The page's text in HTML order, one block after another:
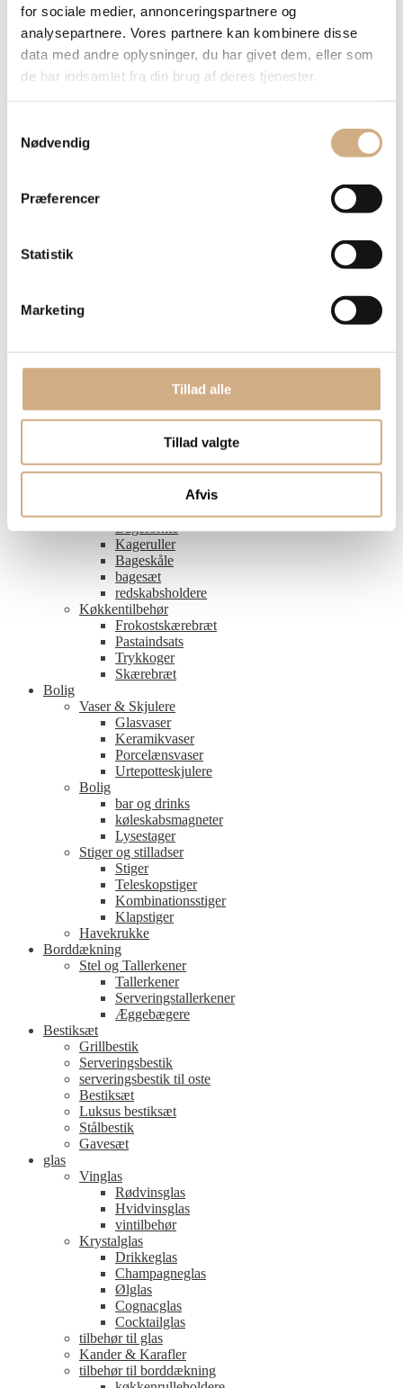
for sociale medier, annonceringspartnere og
analysepartnere. Vores partnere kan kombinere disse
data med andre oplysninger, du har givet dem, eller som
de har indsamlet fra din brug af deres tjenester.
Nødvendig
Præferencer
Statistik
Marketing
Tillad alle
Tillad valgte
Afvis
Grydelåg
Wok
Pander
Fiskepande
Pander til induktion
Grillpander
Grillgafler
Grillknive
Grillbørste
Grillpande
Grillpensel
Grillspartel
Målebægere
Bageforme
Kageruller
Bageskåle
bagesæt
redskabsholdere
Køkkentilbehør
Frokostskærebræt
Pastaindsats
Trykkoger
Skærebræt
Bolig
Vaser & Skjulere
Glasvaser
Keramikvaser
Porcelænsvaser
Urtepotteskjulere
Bolig
bar og drinks
køleskabsmagneter
Lysestager
Stiger og stilladser
Stiger
Teleskopstiger
Kombinationsstiger
Klapstiger
Havekrukke
Borddækning
Stel og Tallerkener
Tallerkener
Serveringstallerkener
Æggebægere
Bestiksæt
Grillbestik
Serveringsbestik
serveringsbestik til oste
Bestiksæt
Luksus bestiksæt
Stålbestik
Gavesæt
glas
Vinglas
Rødvinsglas
Hvidvinsglas
vintilbehør
Krystalglas
Drikkeglas
Champagneglas
Ølglas
Cognacglas
Cocktailglas
tilbehør til glas
Kander & Karafler
tilbehør til borddækning